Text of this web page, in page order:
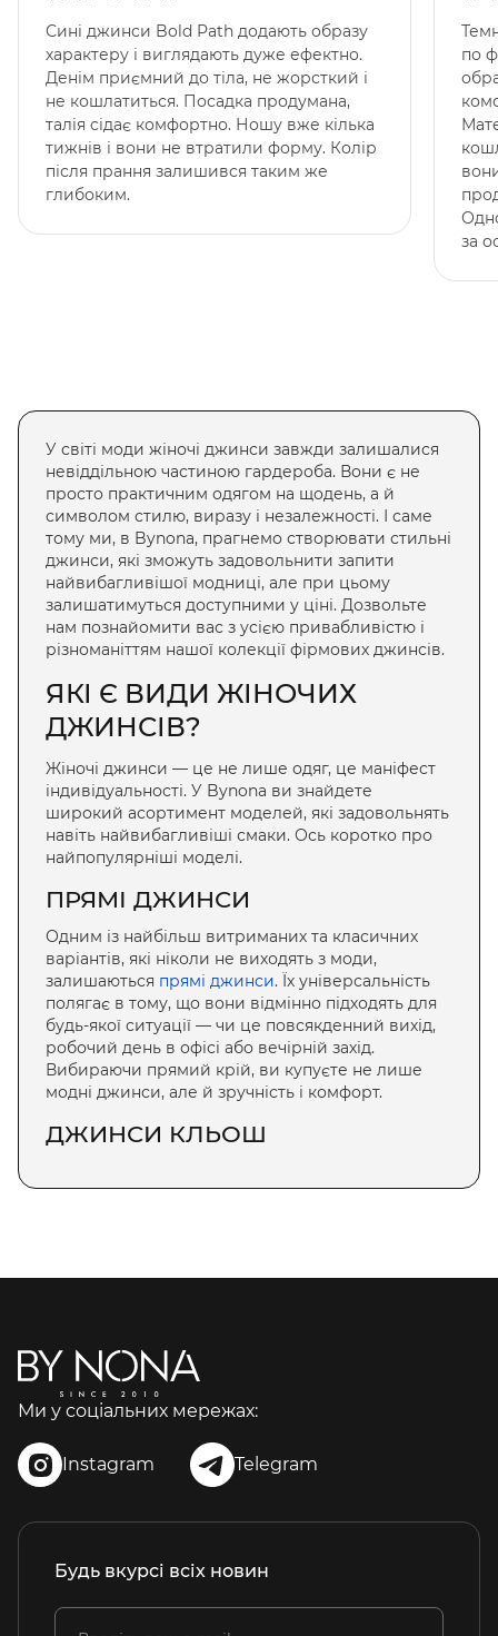
Сині джинси Bold Path додають образу
характеру і виглядають дуже ефектно.
Денім приємний до тіла, не жорсткий і
не кошлатиться. Посадка продумана,
талія сідає комфортно. Ношу вже кілька
тижнів і вони не втратили форму. Колір
після прання залишився таким же
глибоким.
по
за
У світі моди жіночі джинси завжди залишалися
невіддільною частиною гардероба. Вони є не
просто практичним одягом на щодень, а й
символом стилю, виразу і незалежності. І саме
тому ми, в Bynona, прагнемо створювати стильні
джинси, які зможуть задовольнити запити
найвибагливішої модниці, але при цьому
залишатимуться доступними у ціні. Дозвольте
нам познайомити вас з усією привабливістю і
різноманіттям нашої колекції фірмових джинсів.
ЯКІ Є ВИДИ ЖІНОЧИХ
ДЖИНСІВ?
Жіночі джинси — це не лише одяг, це маніфест
індивідуальності. У Bynona ви знайдете
широкий асортимент моделей, які задовольнять
навіть найвибагливіші смаки. Ось коротко про
найпопулярніші моделі.
ПРЯМІ ДЖИНСИ
Одним із найбільш витриманих та класичних
варіантів, які ніколи не виходять з моди,
залишаються прямі джинси. Їх універсальність
полягає в тому, що вони відмінно підходять для
будь-якої ситуації — чи це повсякденний вихід,
робочий день в офісі або вечірній захід.
Вибираючи прямий крій, ви купуєте не лише
модні джинси, але й зручність і комфорт.
ДЖИНСИ КЛЬОШ
є джинси кльош. Їх вишуканий крій та
у парку або навіть для вечірнього виходу з
кльош ідеальний вибір.
ДЖИНСИ СКІННІ
Це стильні джинси, які ідеально підходять для
створення сучасного та динамічного образу,
скінні чудово підходять для комбінування з
універсальним елементом гардеробу кожної
модної леді.
Ми у соціальних мережах:
Instagram Telegram
Будь вкурсі всіх новин